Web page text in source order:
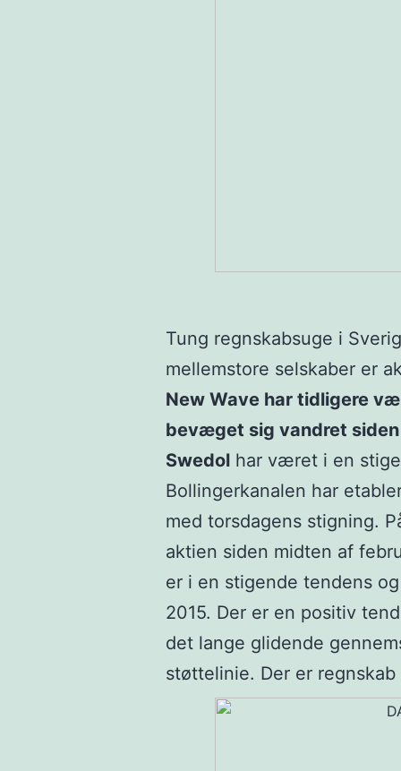
Tung regnskabsuge i
mellemstore selskaber er
New Wave har tidligere
bevæget sig vandret
Swedol har været i en
Bollingerkanalen har
med torsdagens stigning.
aktien siden midten af
er i en stigende tendens
2015. Der er en positiv
det lange glidende
støttelinie. Der er